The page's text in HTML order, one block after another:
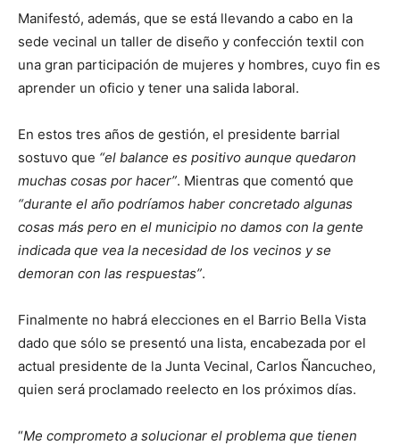
Manifestó, además, que se está llevando a cabo en la
sede vecinal un taller de diseño y confección textil con
una gran participación de mujeres y hombres, cuyo fin es
aprender un oficio y tener una salida laboral.
En estos tres años de gestión, el presidente barrial
sostuvo que “el balance es positivo aunque quedaron
muchas cosas por hacer”. Mientras que comentó que
“durante el año podríamos haber concretado algunas
cosas más pero en el municipio no damos con la gente
indicada que vea la necesidad de los vecinos y se
demoran con las respuestas”.
Finalmente no habrá elecciones en el Barrio Bella Vista
dado que sólo se presentó una lista, encabezada por el
actual presidente de la Junta Vecinal, Carlos Ñancucheo,
quien será proclamado reelecto en los próximos días.
“Me comprometo a solucionar el problema que tienen